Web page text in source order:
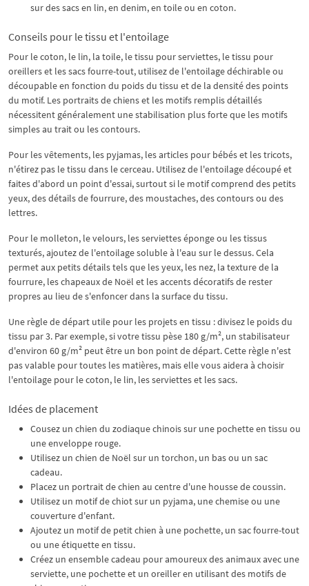
sur des sacs en lin, en denim, en toile ou en coton.
Conseils pour le tissu et l'entoilage
Pour le coton, le lin, la toile, le tissu pour serviettes, le tissu pour
oreillers et les sacs fourre-tout, utilisez de l'entoilage déchirable ou
découpable en fonction du poids du tissu et de la densité des points
du motif. Les portraits de chiens et les motifs remplis détaillés
nécessitent généralement une stabilisation plus forte que les motifs
simples au trait ou les contours.
Pour les vêtements, les pyjamas, les articles pour bébés et les tricots,
n'étirez pas le tissu dans le cerceau. Utilisez de l'entoilage découpé et
faites d'abord un point d'essai, surtout si le motif comprend des petits
yeux, des détails de fourrure, des moustaches, des contours ou des
lettres.
Pour le molleton, le velours, les serviettes éponge ou les tissus
texturés, ajoutez de l'entoilage soluble à l'eau sur le dessus. Cela
permet aux petits détails tels que les yeux, les nez, la texture de la
fourrure, les chapeaux de Noël et les accents décoratifs de rester
propres au lieu de s'enfoncer dans la surface du tissu.
Une règle de départ utile pour les projets en tissu : divisez le poids du
tissu par 3. Par exemple, si votre tissu pèse 180 g/m², un stabilisateur
d'environ 60 g/m² peut être un bon point de départ. Cette règle n'est
pas valable pour toutes les matières, mais elle vous aidera à choisir
l'entoilage pour le coton, le lin, les serviettes et les sacs.
Idées de placement
Cousez un chien du zodiaque chinois sur une pochette en tissu ou
une enveloppe rouge.
Utilisez un chien de Noël sur un torchon, un bas ou un sac
cadeau.
Placez un portrait de chien au centre d'une housse de coussin.
Utilisez un motif de chiot sur un pyjama, une chemise ou une
couverture d'enfant.
Ajoutez un motif de petit chien à une pochette, un sac fourre-tout
ou une étiquette en tissu.
Créez un ensemble cadeau pour amoureux des animaux avec une
serviette, une pochette et un oreiller en utilisant des motifs de